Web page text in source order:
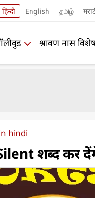
हिन्दी English தமிழ்
श्रावण मास विशेष
hindi
शब्द कर